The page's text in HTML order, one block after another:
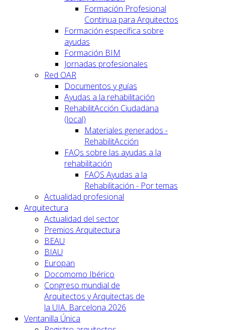
Formación Profesional
Continua para Arquitectos
Formación específica sobre
ayudas
Formación BIM
Jornadas profesionales
Red OAR
Documentos y guías
Ayudas a la rehabilitación
RehabilitAcción Ciudadana
(local)
Materiales generados -
RehabilitAcción
FAQs sobre las ayudas a la
rehabilitación
FAQS Ayudas a la
Rehabilitación - Por temas
Actualidad profesional
Arquitectura
Actualidad del sector
Premios Arquitectura
BEAU
BIAU
Europan
Docomomo Ibérico
Congreso mundial de
Arquitectos y Arquitectas de
la UIA. Barcelona 2026
Ventanilla Única